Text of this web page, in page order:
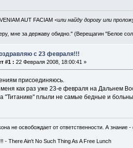
AUT FACIAM <или найду дорогу или
мне за державу обидно." (Верещагин "Белое
с 23 февраля!!!
#1 : 22 Февраля 2008, 18:00:41 »
присоединяюсь.
как раз уже 23-е февраля на Дальнем
"Титанике" плыли не самые бедные и
не освобождает от ответственности. А знание -
- There Ain't No Such Thing As A Free Lunch